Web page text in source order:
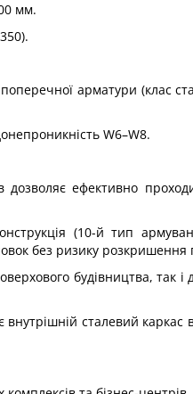
мм.
арматури (клас
W6–W8.
ефективно
(10-й тип
без ризику розкришення
будівництва, так
сталевий каркас